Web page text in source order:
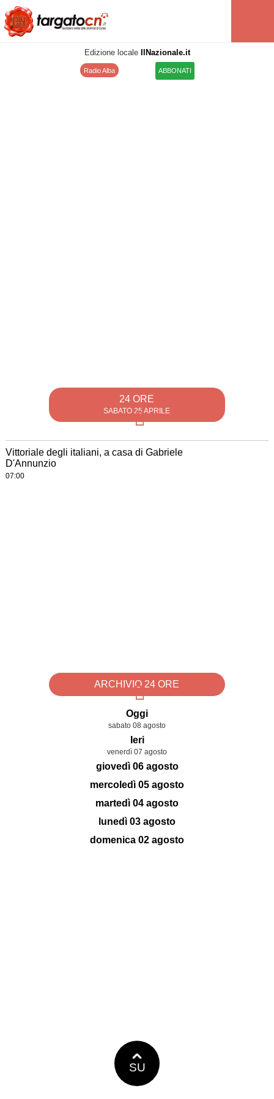
Edizione locale IlNazionale.it
Radio Alba ABBONATI
24 ORE
SABATO 25 APRILE
Vittoriale degli italiani, a casa di Gabriele
D'Annunzio
07:00
ARCHIVIO 24 ORE
Oggi
sabato 08 agosto
Ieri
venerdì 07 agosto
giovedì 06 agosto
mercoledì 05 agosto
martedì 04 agosto
lunedì 03 agosto
domenica 02 agosto
SU